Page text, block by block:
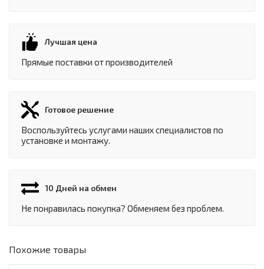
Лучшая цена
Прямые поставки от производителей
Готовое решение
Воспользуйтесь услугами наших специалистов по
установке и монтажу.
10 Дней на обмен
Не понравилась покупка? Обменяем без проблем.
Похожие товары